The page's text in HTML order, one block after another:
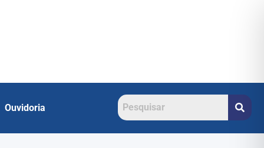
Ouvidoria